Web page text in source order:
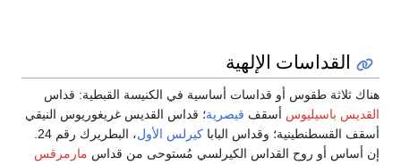
القداسات الإلهية
هناك ثلاثة طقوس أو قداسات أساسية في الكنيسة القبطية: قداس
القديس باسيليوس أسقف قيصرية؛ قداس القديس غريغوريوس النيقي
أسقف القسطنطينية؛ وقداس البابا كيرلس الأول
إن أساس أو روح القداس الكيرلسي مُستوحى من قداس مارمرقس